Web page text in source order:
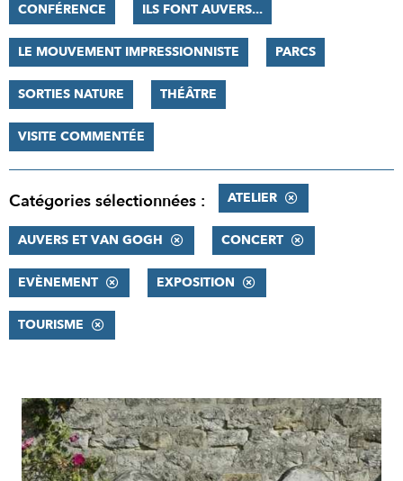
CONFÉRENCE ILS FONT AUVERS...
LE MOUVEMENT IMPRESSIONNISTE PARCS
SORTIES NATURE THÉÂTRE
VISITE COMMENTÉE
Catégories sélectionnées : ATELIER
AUVERS ET VAN GOGH CONCERT
EVÈNEMENT EXPOSITION
TOURISME
RÉSULTATS